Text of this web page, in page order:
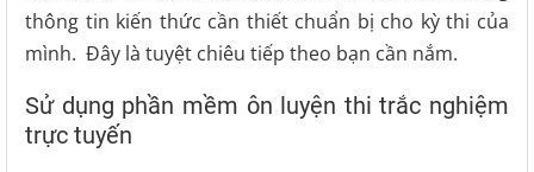
thông tin kiến thức cần thiết chuẩn bị cho kỳ thi của
mình. Đây là tuyệt chiêu tiếp theo bạn cần nắm.
Sử dụng phần mềm ôn luyện thi trắc nghiệm
trực tuyến